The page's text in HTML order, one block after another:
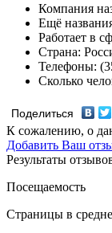
Компания
Ещё
Работает в
Страна:
Телефоны:
Сколько
Поделиться
К сожалению, о
Добавить Ваш
Результаты
Посещаемость
Страницы в